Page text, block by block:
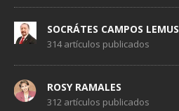
SOCRÁTES CAMPOS LEMUS
314 artículos publicados
ROSY RAMALES
312 artículos publicados